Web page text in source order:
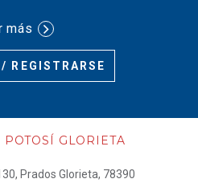
más
/ REGISTRARSE
GLORIETA
Prados Glorieta, 78390